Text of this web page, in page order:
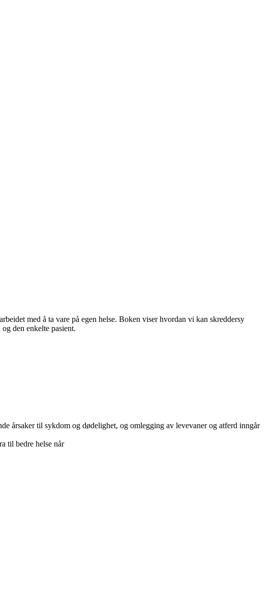
med å ta vare på egen helse. Boken viser hvordan vi kan skreddersy
den enkelte pasient.
årsaker til sykdom og dødelighet, og omlegging av levevaner og atferd inngår
til bedre helse når